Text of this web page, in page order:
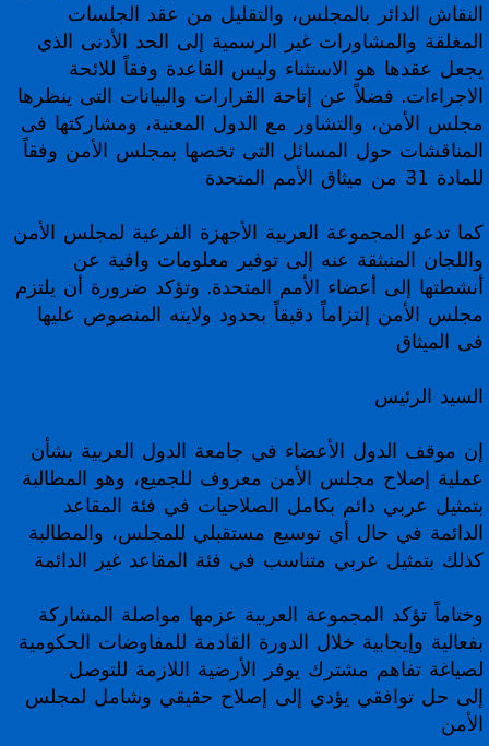
النقاش الدائر بالمجلس، والتقليل من عقد الجلسات
المغلقة والمشاورات غير الرسمية إلى الحد الأدنى الذي
يجعل عقدها هو الاستثناء وليس القاعدة وفقاً للائحة
الاجراءات. فضلاً عن إتاحة القرارات والبيانات التى ينظرها
مجلس الأمن، والتشاور مع الدول المعنية، ومشاركتها فى
المناقشات حول المسائل التى تخصها بمجلس الأمن وفقاً
للمادة 31 من ميثاق الأمم المتحدة
كما تدعو المجموعة العربية الأجهزة الفرعية لمجلس الأمن
واللجان المنبثقة عنه إلى توفير معلومات وافية عن
أنشطتها إلى أعضاء الأمم المتحدة. وتؤكد ضرورة أن يلتزم
مجلس الأمن إلتزاماً دقيقاً بحدود ولايته المنصوص عليها
فى الميثاق
السيد الرئيس
إن موقف الدول الأعضاء في جامعة الدول العربية بشأن
عملية إصلاح مجلس الأمن معروف للجميع، وهو المطالبة
بتمثيل عربي دائم بكامل الصلاحيات في فئة المقاعد
الدائمة في حال أي توسيع مستقبلي للمجلس، والمطالبة
كذلك بتمثيل عربي متناسب في فئة المقاعد غير الدائمة
وختاماً تؤكد المجموعة العربية عزمها مواصلة المشاركة
بفعالية وإيجابية خلال الدورة القادمة للمفاوضات الحكومية
لصياغة تفاهم مشترك يوفر الأرضية اللازمة للتوصل
إلى حل توافقي يؤدي إلى إصلاح حقيقي وشامل لمجلس
الأمن